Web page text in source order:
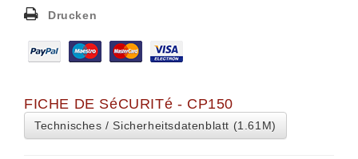
Drucken
FICHE DE SéCURITé - CP150
Technisches / Sicherheitsdatenblatt (1.61M)